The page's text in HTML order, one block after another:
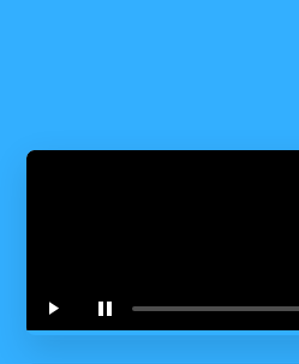
play_arrow pause